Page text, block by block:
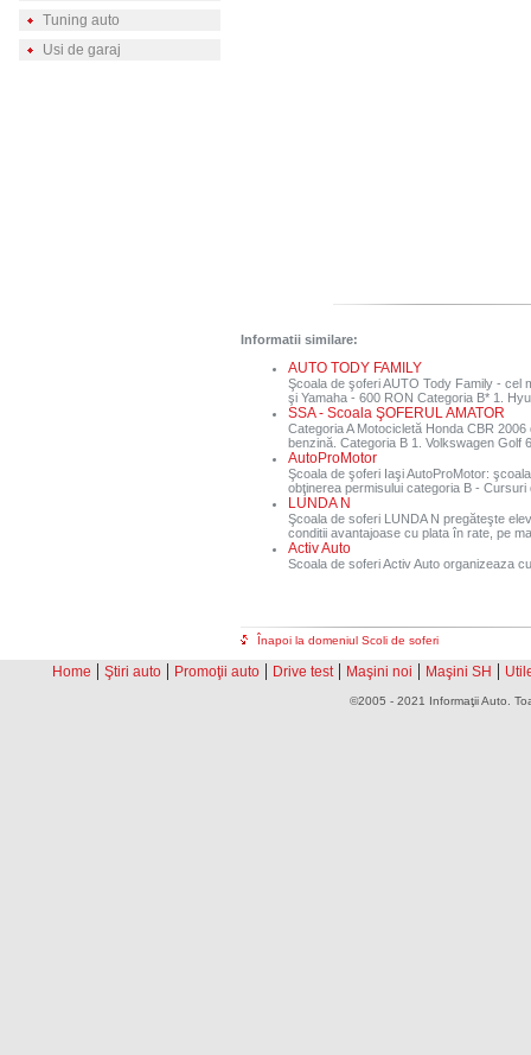
Tuning auto
Usi de garaj
Informatii similare:
AUTO TODY FAMILY
Şcoala de şoferi AUTO Tody Family - cel
şi Yamaha - 600 RON Categoria B* 1.
SSA - Scoala ŞOFERUL AMATOR
Categoria A Motocicletă Honda CBR
benzină. Categoria B 1. Volkswagen Golf
AutoProMotor
Şcoala de şoferi Iaşi AutoProMotor:
obţinerea permisului categoria B - Cursuri
LUNDA N
Şcoala de soferi LUNDA N pregăteşte
conditii avantajoase cu plata în rate, pe
Activ Auto
Scoala de soferi Activ Auto organizeaza
Înapoi la domeniul Scoli de soferi
Home | Ştiri auto | Promoţii auto | Drive test | Maşini noi | Maşini SH |
©2005 - 2021 Informaţii Auto.